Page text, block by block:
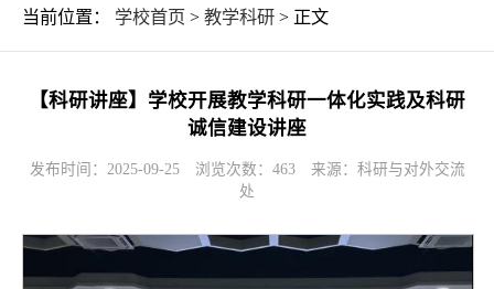
当前位置： 学校首页 > 教学科研 > 正文
【科研讲座】学校开展教学科研一体化实践及科研
诚信建设讲座
发布时间：2025-09-25 浏览次数： 463
来源：科研与对外交流
处